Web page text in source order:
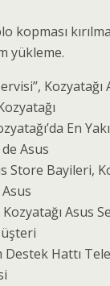
yükleme.
En
Asus
Store Bayileri,
Asus
Hattı